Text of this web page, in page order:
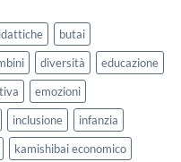
butai
diversità
educazione
emozioni
inclusione
infanzia
kamishibai economico